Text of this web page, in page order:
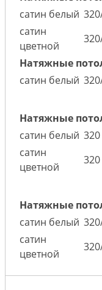
сатин белый
сатин
цветной
Натяжные
сатин белый
Натяжные
сатин белый
сатин
цветной
Натяжные
сатин белый
сатин
цветной